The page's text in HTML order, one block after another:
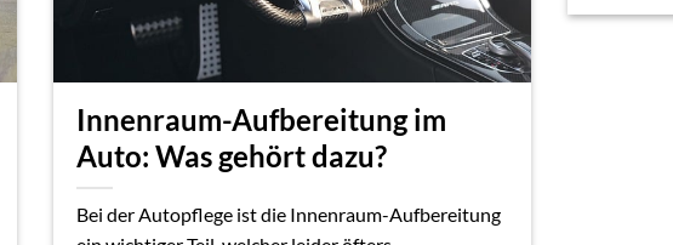
Innenraum-Aufbereitung im
Auto: Was gehört dazu?
Bei der Autopflege ist die Innenraum-Aufbereitung